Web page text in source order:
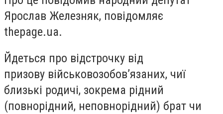
Ярослав Железняк, повідомляє
thepage.ua.
Йдеться про відстрочку від
призову військовозобов’язаних, чиї
близькі родичі, зокрема рідний
(повнорідний, неповнорідний) брат чи